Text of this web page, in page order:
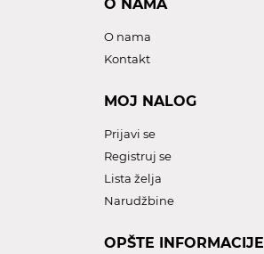
O NAMA
O nama
Kontakt
MOJ NALOG
Prijavi se
Registruj se
Lista želja
Narudžbine
OPŠTE INFORMACIJE